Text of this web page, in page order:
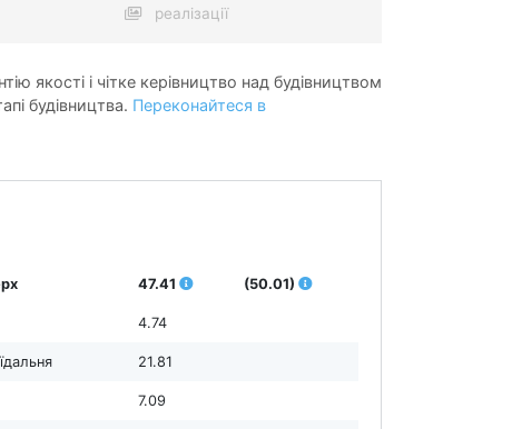
реалізації
якості і чітке керівництво над будівництвом
будівництва. Переконайтеся в
47.41 (50.01)
4.74
21.81
7.09